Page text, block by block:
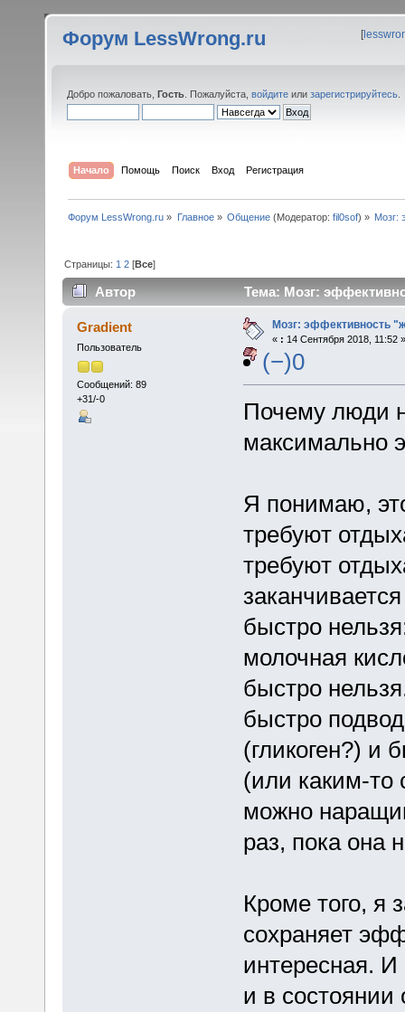
Форум LessWrong.ru [
Добро пожаловать, Гость . Пожалуйста, войдите или зарегистрируйтесь
Начало Помощь Поиск Вход Регистрация
Форум LessWrong.ru » Главное» Общение(Модератор: fil0sof) » Мозг:
Страницы: 1 2 [Все]
Автор Тема: Мозг:
Gradient
Пользователь
Сообщений: 89
+31/-0
Мозг: эффективность
« : 14 Сентября 2018, 11:52 »
(−)0
Почему люди
максимально
Я понимаю,
требуют
требуют
быстро
молочная
быстро
быстро
(гликоген?) и
(или каким-то
можно
раз, пока она
Кроме того, я
сохраняет
интересная.
и в